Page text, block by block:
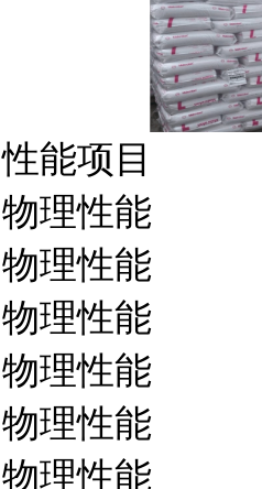
性能项目
物理性能
物理性能
物理性能
物理性能
物理性能
物理性能